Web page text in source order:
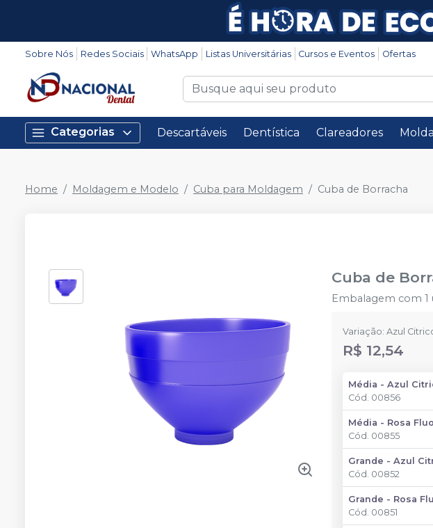
Sobre Nós Redes Sociais WhatsApp Listas Universitárias Cursos e Eventos Ofertas
Categorias Descartáveis Dentística Clareadores
Home Moldagem e Modelo Cuba para Moldagem Cuba de Borracha
Cuba de
Embalagem com 1
Variação: Azul
R$ 12,54
Média - Azul
Cód. 00856
Média - Rosa
Cód. 00855
Grande - Azul
Cód. 00852
Grande - Rosa
Cód. 00851